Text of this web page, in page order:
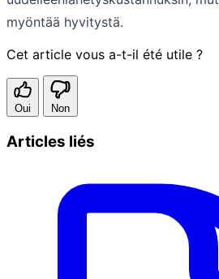
myöntää hyvitystä.
Cet article vous a-t-il été utile ?
Oui Non
Articles liés